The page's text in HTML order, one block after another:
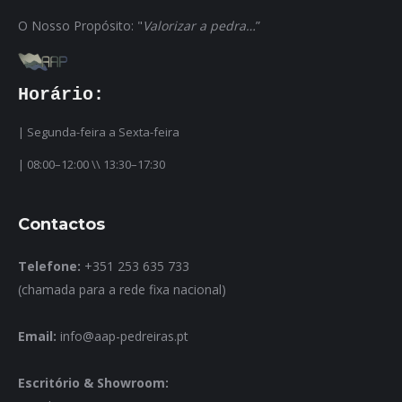
O Nosso Propósito: "Valorizar a pedra…”
Horário:
| Segunda-feira a Sexta-feira
| 08:00–12:00 \\ 13:30–17:30
Contactos
Telefone: +351 253 635 733
(chamada para a rede fixa nacional)
Email: info@aap-pedreiras.pt
Escritório & Showroom: